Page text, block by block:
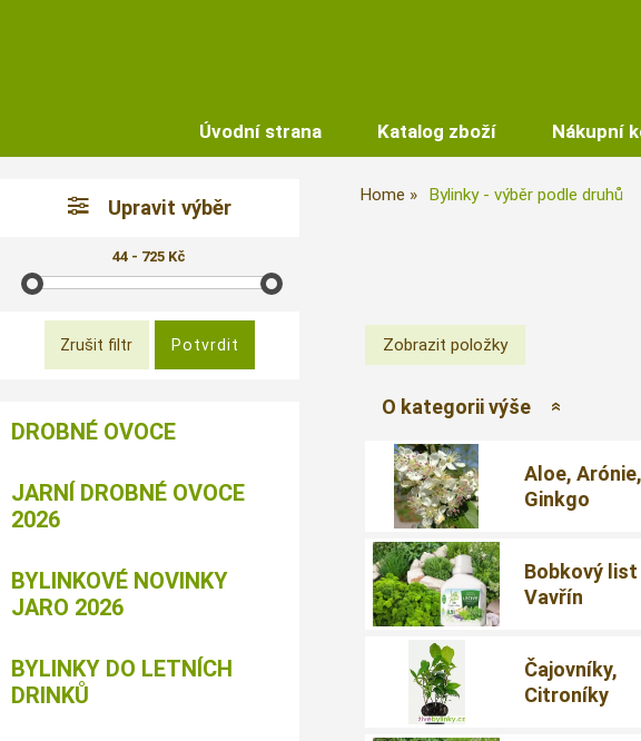
Úvodní strana Katalog zboží Nákupní
Home Bylinky - výběr podle druhů
O kategorii výše
Aloe, Arónie,
Ginkgo
Bobkový list
Vavřín
Čajovníky,
Citroníky
Upravit výběr
44 - 725 Kč
DROBNÉ OVOCE
JARNÍ DROBNÉ OVOCE
2026
BYLINKOVÉ NOVINKY
JARO 2026
BYLINKY DO LETNÍCH
DRINKŮ